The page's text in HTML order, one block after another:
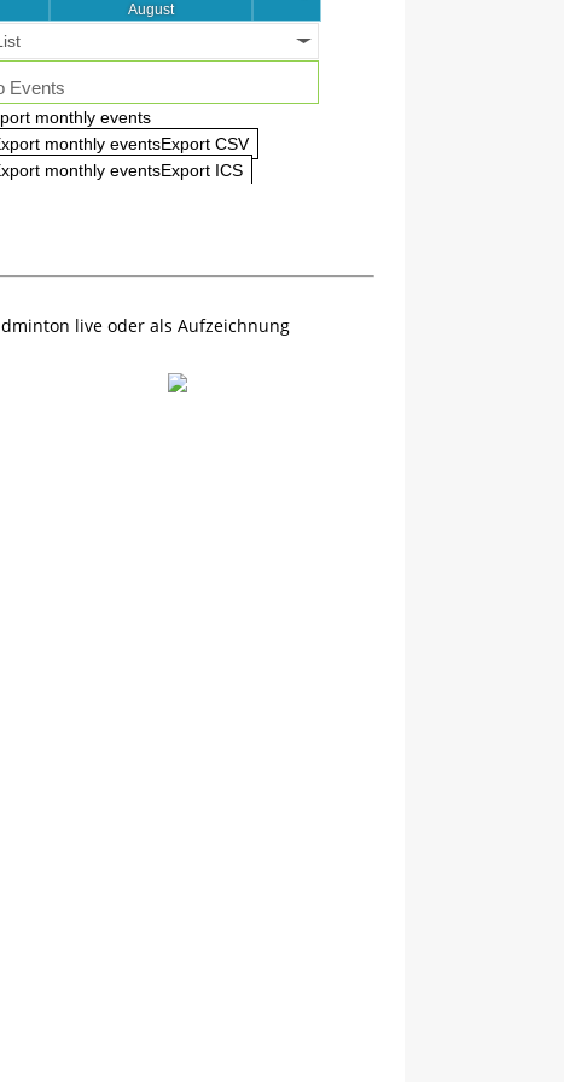
August
Events
monthly events
monthly eventsExport CSV
monthly eventsExport ICS
live oder als Aufzeichnung